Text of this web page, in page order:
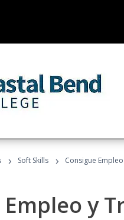
› Soft Skills › Consigue
Empleo y